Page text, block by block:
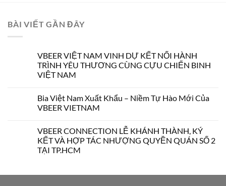
BÀI VIẾT GẦN ĐÂY
VBEER VIỆT NAM VINH DỰ KẾT NỐI HÀNH
TRÌNH YÊU THƯƠNG CÙNG CỰU CHIẾN BINH
VIỆT NAM
Bia Việt Nam Xuất Khẩu – Niềm Tự Hào Mới Của
VBEER VIETNAM
VBEER CONNECTION LỄ KHÁNH THÀNH, KÝ
KẾT VÀ HỢP TÁC NHƯỢNG QUYỀN QUÁN SỐ 2
TẠI TP.HCM